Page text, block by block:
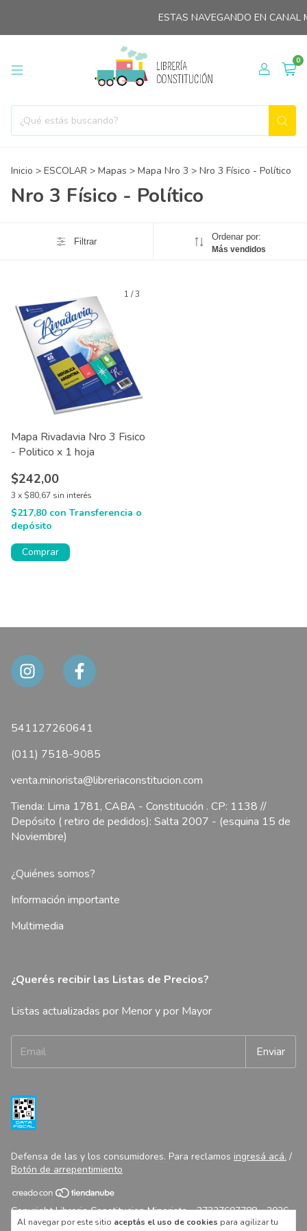
ESTAS NAVEGANDO EN CANAL
0
Al navegar por este sitio aceptás el uso de cookies para agilizar tu
Inicio > ESCOLAR > Mapas > Mapa Nro 3 > Nro 3 Físico - Político
Nro 3 Físico - Político
Filtrar Ordenar por:
Más vendidos
1 /3
Mapa Rivadavia Nro 3 Fisico
- Politico x 1 hoja
$242,00
3 x $80,67 sin interés
$217,80 con Transferencia o
depósito
Comprar
541127260641
(011) 7518-9085
venta.minorista@libreriaconstitucion.com
Tienda: Lima 1781, CABA - Constitución . CP: 1138 //
Depósito ( retiro de pedidos): Salta 2007 - (esquina 15 de
Noviembre)
¿Quiénes somos?
Información importante
Multimedia
¿Querés recibir las Listas de Precios?
Listas actualizadas por Menor y por Mayor
Defensa de las y los consumidores. Para reclamos ingresá acá. /
Botón de arrepentimiento
Copyright Libreria Constitucion Minorista - 27327607788 - 2026.
Todos los derechos reservados.